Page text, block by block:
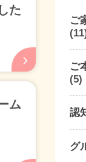
た
ム
ご
ご
(5)
認
グ